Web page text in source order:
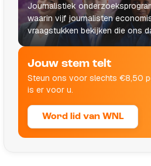
Journalistiek
waarin vijf journalisten
vraagstukken bekijken die ons
leven raken.
Jouw stem telt
Steun ons voor slechts €8,50
is er voor u.
Word lid van WNL